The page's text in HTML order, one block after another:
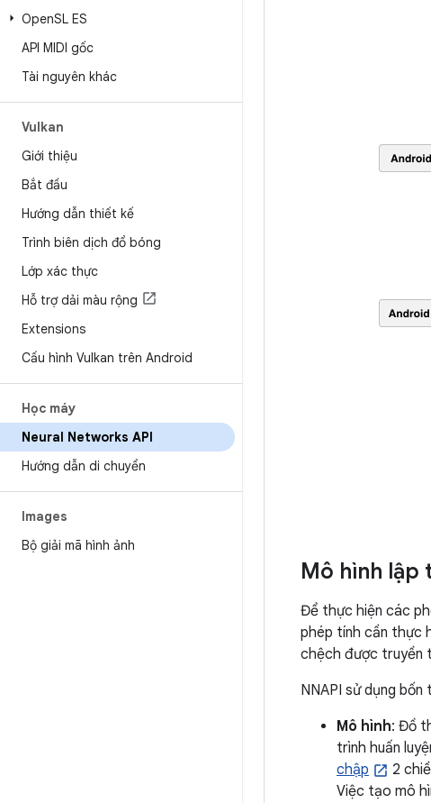
OpenSL ES
API MIDI gốc
Tài nguyên khác
Vulkan
Giới thiệu
Bắt đầu
Hướng dẫn thiết kế
Trình biên dịch đổ bóng
Lớp xác thực
Hỗ trợ dải màu rộng
Extensions
Cấu hình Vulkan trên Android
Học máy
Neural Networks API
Hướng dẫn di chuyển
Images
Bộ giải mã hình ảnh
Mô hình lập
Để thực hiện các
phép tính cần thực
chệch được truyền
NNAPI sử dụng
Mô hình: Đồ
trình huấn
chập
2
Việc tạo mô